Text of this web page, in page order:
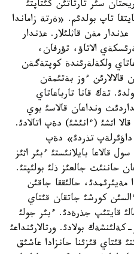
سئر تارتاتئن كئتاپتئ
تاپ بولدئم. «ةرتة زاماندا
مةن قاثلئلار. عذندار
الاتاؤ، تؤرفان،
ولكةلةرئندة كوپتةگةن
قالالارئن ءوز بةتئمةن
تةك قانا تارباعاتاي
ونداعان قالاسئ بوي
اثشئ (ءانئشئ) دةپ اتالادئ.
تذردئ» دةپ
قالاعا بايلانئستئ ءبئر اثئز
حاننئث جالعئز ذلئ بولئپتئ.
مةيئرئمدئ، حالئققا جاقئن
كورشئ جاتقان قئتاي
قايتئپ جذرةدئ. ءبئر جولئ
بولادئ. ورتالارئنداعئ
قئزئنا حانزادا عاشئق